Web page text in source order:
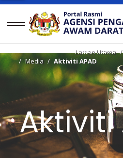
Laman Utama
Media
Aktiviti APAD
Aktiviti